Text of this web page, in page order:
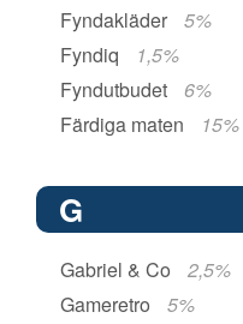
Fyndakläder
5%
Fyndiq
1,5%
Fyndutbudet
6%
Färdiga maten
15%
G
Gabriel & Co
2,5%
Gameretro
5%